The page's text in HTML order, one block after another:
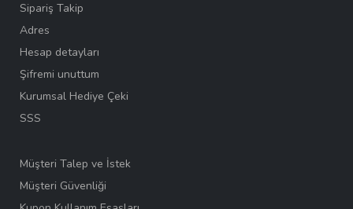
Sipariş Takip
Adres
Hesap detayları
Şifremi unuttum
Kurumsal Hediye Çeki
SSS
Müşteri Talep ve İstek
Müşteri Güvenliği